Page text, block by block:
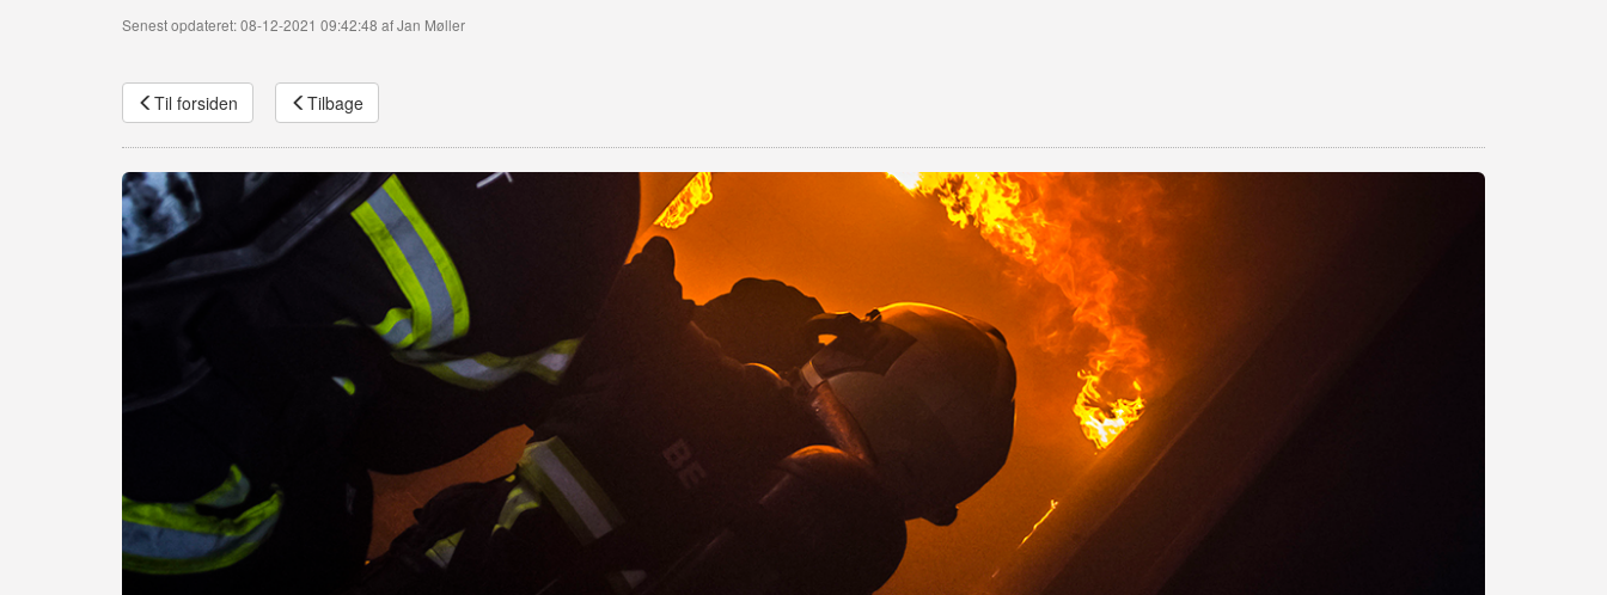
Senest opdateret: 08-12-2021 09:42:48 af Jan Møller
Til forsiden Tilbage